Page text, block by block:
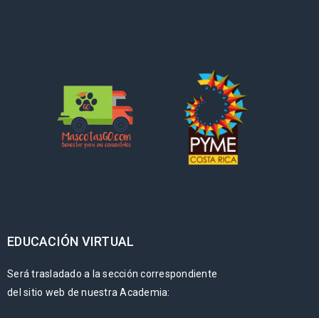
EDUCACIÓN VIRTUAL
Será trasladado a la sección correspondiente
del sitio web de nuestra Academia: